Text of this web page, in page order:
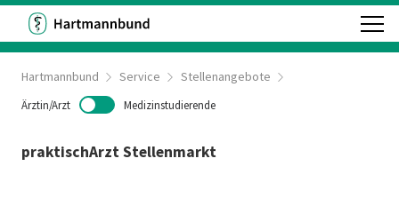
Hartmannbund Service Stellenangebote
Ärztin/Arzt Medizinstudierende
praktischArzt Stellenmarkt